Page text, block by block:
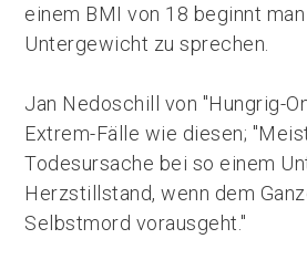
einem BMI von 18 beginnt
Untergewicht zu sprechen.
Jan Nedoschill von "Hungrig-
Extrem-Fälle wie diesen;
Todesursache bei so einem
Herzstillstand, wenn dem
Selbstmord vorausgeht."